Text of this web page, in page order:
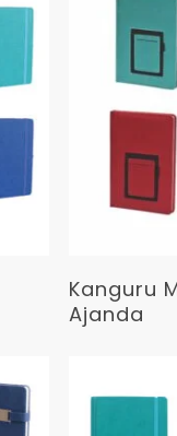
Kanguru
Ajanda